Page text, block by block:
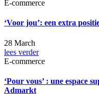
E-commerce
‘Voor jou’: een extra
28 March
lees verder
E-commerce
‘Pour vous’ : une espace
Admarkt